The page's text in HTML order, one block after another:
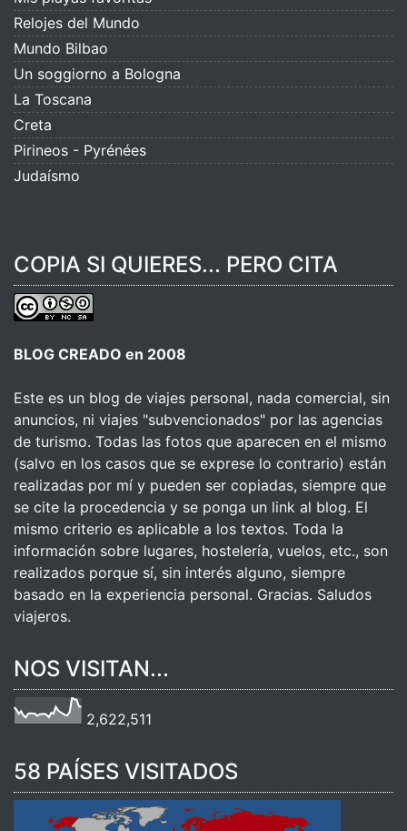
Relojes del Mundo
Mundo Bilbao
Un soggiorno a Bologna
La Toscana
Creta
Pirineos - Pyrénées
Judaísmo
COPIA SI QUIERES... PERO CITA
BLOG CREADO en 2008
Este es un blog de viajes personal, nada comercial, sin
anuncios, ni viajes "subvencionados" por las agencias
de turismo. Todas las fotos que aparecen en el mismo
(salvo en los casos que se exprese lo contrario) están
realizadas por mí y pueden ser copiadas, siempre que
se cite la procedencia y se ponga un link al blog. El
mismo criterio es aplicable a los textos. Toda la
información sobre lugares, hostelería, vuelos, etc., son
realizados porque sí, sin interés alguno, siempre
basado en la experiencia personal. Gracias. Saludos
viajeros.
NOS VISITAN...
2,622,511
58 PAÍSES VISITADOS